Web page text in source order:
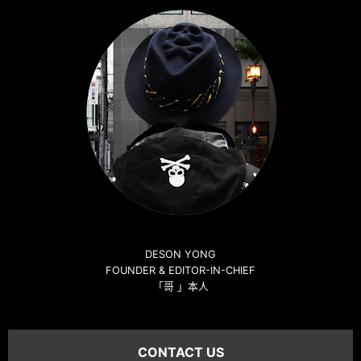
DESON YONG
FOUNDER & EDITOR-IN-CHIEF
「哥 」本人
CONTACT US